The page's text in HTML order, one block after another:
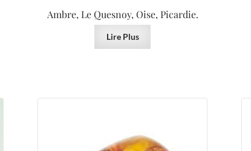
Ambre, Le Quesnoy, Oise, Picardie.
Lire Plus